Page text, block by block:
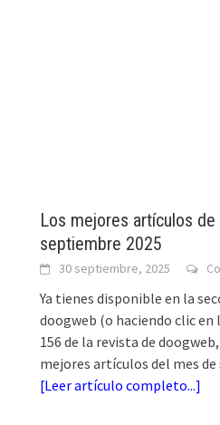
Los mejores artículos
septiembre 2025
30 septiembre, 2025
Ya tienes disponible en la
doogweb (o haciendo clic
156 de la revista de
mejores artículos del mes
[Leer artículo completo...]